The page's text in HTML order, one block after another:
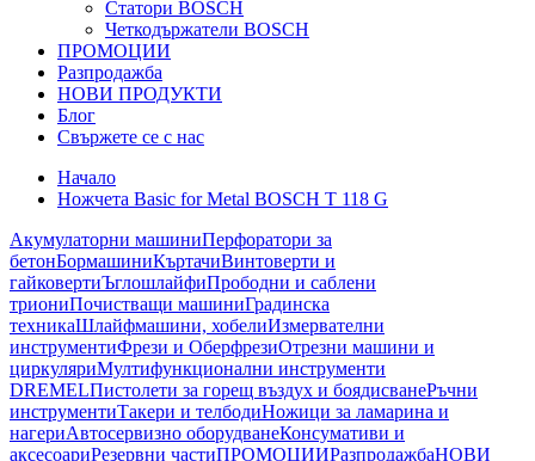
Статори BOSCH
Четкодържатели BOSCH
ПРОМОЦИИ
Разпродажба
НОВИ ПРОДУКТИ
Блог
Свържете се с нас
Начало
Ножчета Basic for Metal BOSCH Т 118 G
Акумулаторни машиниПерфоратори за
бетонБормашиниКъртачиВинтоверти и
гайковертиЪглошлайфиПрободни и саблени
триониПочистващи машиниГрадинска
техникаШлайфмашини, хобелиИзмервателни
инструментиФрези и ОберфрезиОтрезни машини и
циркуляриМултифункционални инструменти
DREMELПистолети за горещ въздух и боядисванеРъчни
инструментиТакери и телбодиНожици за ламарина и
нагериАвтосервизно оборудванеКонсумативи и
аксесоариРезервни частиПРОМОЦИИРазпродажбаНОВИ